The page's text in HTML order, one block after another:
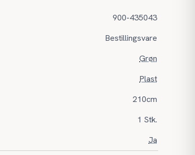
900-435043
Bestillingsvare
Grøn
Plast
210cm
1 Stk.
Ja